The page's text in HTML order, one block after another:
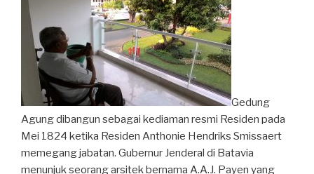
Gedung
Agung dibangun sebagai kediaman resmi Residen pada
Mei 1824 ketika Residen Anthonie Hendriks Smissaert
memegang jabatan. Gubernur Jenderal di Batavia
menunjuk seorang arsitek bernama A.A.J. Payen yang